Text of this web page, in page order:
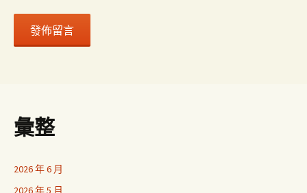
彙整
2026 年 6 月
2026 年 5 月